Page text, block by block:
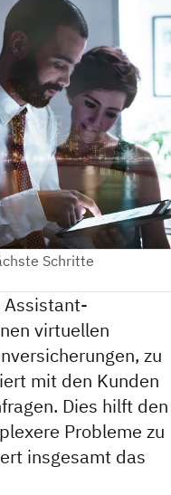
Assistant-
virtuellen
zu
mit den Kunden
Dies hilft den
Probleme zu
insgesamt das